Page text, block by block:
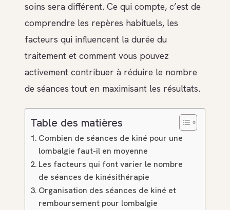
soins sera différent. Ce qui compte, c’est de
comprendre les repères habituels, les
facteurs qui influencent la durée du
traitement et comment vous pouvez
activement contribuer à réduire le nombre
de séances tout en maximisant les résultats.
Table des matières
Combien de séances de kiné pour une
lombalgie faut-il en moyenne
Les facteurs qui font varier le nombre
de séances de kinésithérapie
Organisation des séances de kiné et
remboursement pour lombalgie